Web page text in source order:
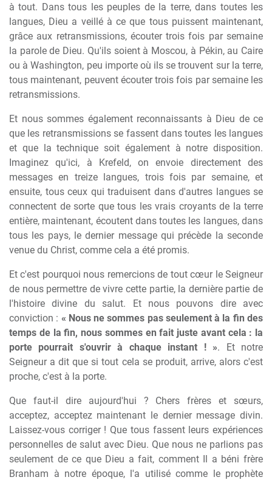
à tout. Dans tous les peuples de la terre, dans toutes les
langues, Dieu a veillé à ce que tous puissent maintenant,
grâce aux retransmissions, écouter trois fois par semaine
la parole de Dieu. Qu'ils soient à Moscou, à Pékin, au Caire
ou à Washington, peu importe où ils se trouvent sur la terre,
tous maintenant, peuvent écouter trois fois par semaine les
retransmissions.
Et nous sommes également reconnaissants à Dieu de ce
que les retransmissions se fassent dans toutes les langues
et que la technique soit également à notre disposition.
Imaginez qu'ici, à Krefeld, on envoie directement des
messages en treize langues, trois fois par semaine, et
ensuite, tous ceux qui traduisent dans d'autres langues se
connectent de sorte que tous les vrais croyants de la terre
entière, maintenant, écoutent dans toutes les langues, dans
tous les pays, le dernier message qui précède la seconde
venue du Christ, comme cela a été promis.
Et c'est pourquoi nous remercions de tout cœur le Seigneur
de nous permettre de vivre cette partie, la dernière partie de
l'histoire divine du salut. Et nous pouvons dire avec
conviction : « Nous ne sommes pas seulement à la fin des
temps de la fin, nous sommes en fait juste avant cela : la
porte pourrait s'ouvrir à chaque instant ! ». Et notre
Seigneur a dit que si tout cela se produit, arrive, alors c'est
proche, c'est à la porte.
Que faut-il dire aujourd'hui ? Chers frères et sœurs,
acceptez, acceptez maintenant le dernier message divin.
Laissez-vous corriger ! Que tous fassent leurs expériences
personnelles de salut avec Dieu. Que nous ne parlions pas
seulement de ce que Dieu a fait, comment Il a béni frère
Branham à notre époque, l'a utilisé comme le prophète